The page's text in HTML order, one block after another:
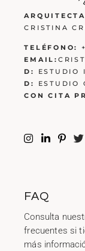
CRISTINA
TELÉFONO:
EMAIL:
D:
ESTUDIO
D:
ESTUDIO
CON CITA
FAQ
Consulta
frecuentes si
más